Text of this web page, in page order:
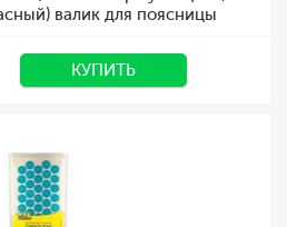
валик для поясницы
КУПИТЬ